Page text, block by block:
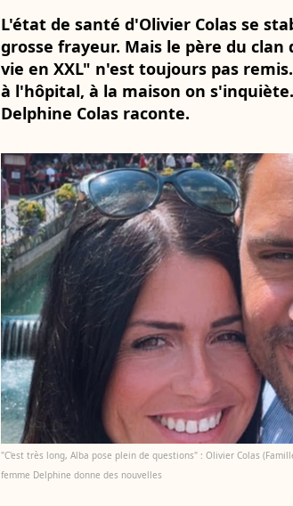
L'état de santé d'Olivier Colas se
grosse frayeur. Mais le père du
vie en XXL" n'est toujours pas
à l'hôpital, à la maison on
Delphine Colas raconte.
"C'est très long, Alba pose plein de questions" : Olivier Colas
femme Delphine donne des nouvelles